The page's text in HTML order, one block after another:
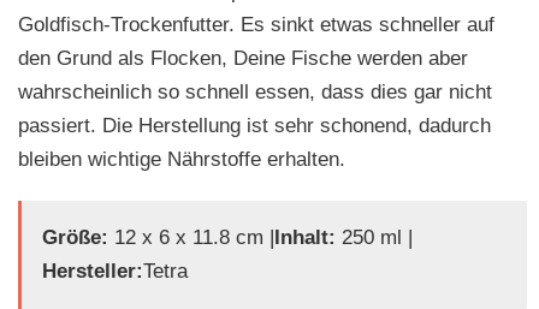
Goldfisch-Trockenfutter. Es sinkt etwas schneller auf
den Grund als Flocken, Deine Fische werden aber
wahrscheinlich so schnell essen, dass dies gar nicht
passiert. Die Herstellung ist sehr schonend, dadurch
bleiben wichtige Nährstoffe erhalten.
Größe: ‎12 x 6 x 11.8 cm |Inhalt: 250 ml |
Hersteller:Tetra